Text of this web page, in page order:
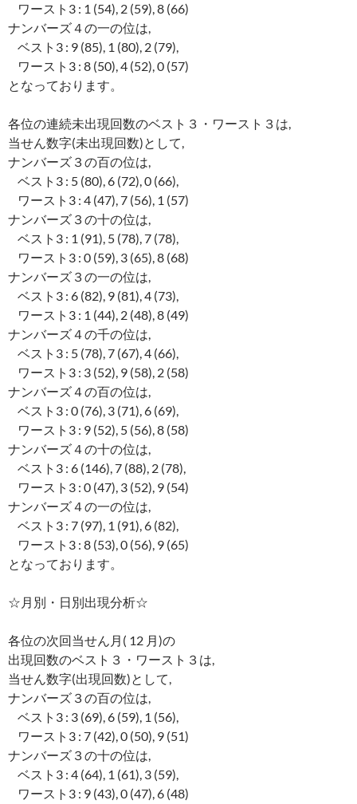
ワースト3 : 1 (54), 2 (59), 8 (66)
ナンバーズ４の一の位は,
ベスト3 : 9 (85), 1 (80), 2 (79),
ワースト3 : 8 (50), 4 (52), 0 (57)
となっております。
各位の連続未出現回数のベスト３・ワースト３は,
当せん数字(未出現回数)として,
ナンバーズ３の百の位は,
ベスト3 : 5 (80), 6 (72), 0 (66),
ワースト3 : 4 (47), 7 (56), 1 (57)
ナンバーズ３の十の位は,
ベスト3 : 1 (91), 5 (78), 7 (78),
ワースト3 : 0 (59), 3 (65), 8 (68)
ナンバーズ３の一の位は,
ベスト3 : 6 (82), 9 (81), 4 (73),
ワースト3 : 1 (44), 2 (48), 8 (49)
ナンバーズ４の千の位は,
ベスト3 : 5 (78), 7 (67), 4 (66),
ワースト3 : 3 (52), 9 (58), 2 (58)
ナンバーズ４の百の位は,
ベスト3 : 0 (76), 3 (71), 6 (69),
ワースト3 : 9 (52), 5 (56), 8 (58)
ナンバーズ４の十の位は,
ベスト3 : 6 (146), 7 (88), 2 (78),
ワースト3 : 0 (47), 3 (52), 9 (54)
ナンバーズ４の一の位は,
ベスト3 : 7 (97), 1 (91), 6 (82),
ワースト3 : 8 (53), 0 (56), 9 (65)
となっております。
☆月別・日別出現分析☆
各位の次回当せん月( 12 月)の
出現回数のベスト３・ワースト３は,
当せん数字(出現回数)として,
ナンバーズ３の百の位は,
ベスト3 : 3 (69), 6 (59), 1 (56),
ワースト3 : 7 (42), 0 (50), 9 (51)
ナンバーズ３の十の位は,
ベスト3 : 4 (64), 1 (61), 3 (59),
ワースト3 : 9 (43), 0 (47), 6 (48)